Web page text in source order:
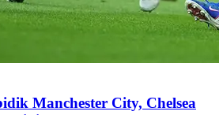
Manchester City, Chelsea